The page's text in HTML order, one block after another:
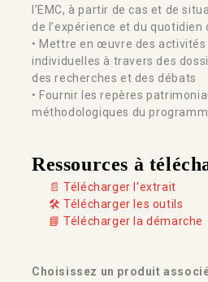
l’EMC, à partir de cas et de
de l’expérience et du quotidien
• Mettre en œuvre des
individuelles à travers des
des recherches et des débats
• Fournir les repères
méthodologiques du
Ressources à
📄 Télécharger l'extrait
🛠️ Télécharger les outils
📘 Télécharger la démarche
Choisissez un produit